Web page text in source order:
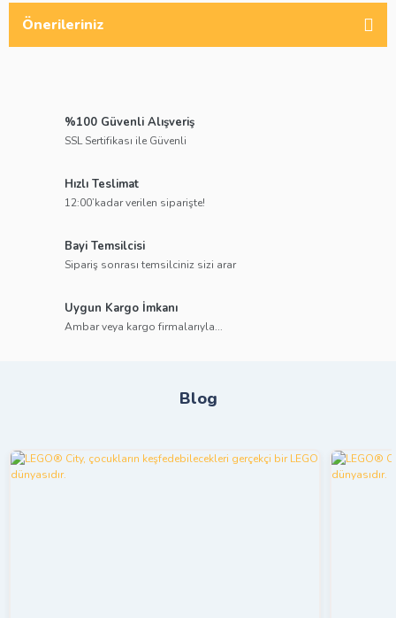
Önerileriniz
%100 Güvenli Alışveriş
SSL Sertifikası ile Güvenli
Hızlı Teslimat
12:00’kadar verilen siparişte!
Bayi Temsilcisi
Sipariş sonrası temsilciniz sizi arar
Uygun Kargo İmkanı
Ambar veya kargo firmalarıyla...
Blog